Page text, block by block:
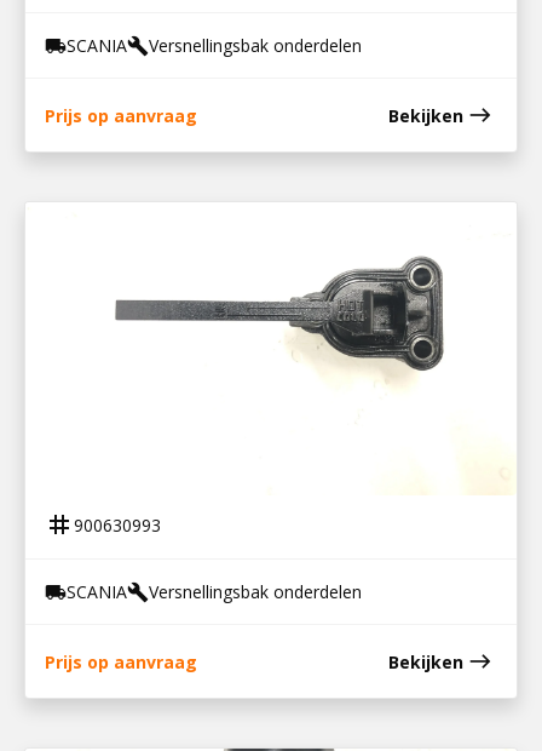
local_shippingSCANIAbuildVersnellingsbak onderdelen
Prijs op aanvraag Bekijken east
tag 900630993
local_shippingSCANIAbuildVersnellingsbak onderdelen
Prijs op aanvraag Bekijken east